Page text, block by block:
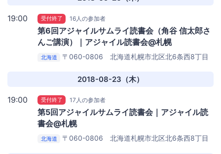
19:00 受付終了 16人の参加者
第6回アジャイルサムライ読書会（角谷 信太郎さ
んご講演）｜アジャイル読書会@札幌
北海道
〒060-0806 北海道札幌市北区北6条西8丁目
2018-08-23（木）
19:00 受付終了 17人の参加者
第5回アジャイルサムライ読書会｜アジャイル読
書会@札幌
北海道
〒060-0806 北海道札幌市北区北6条西8丁目